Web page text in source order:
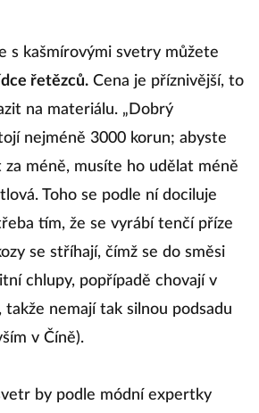
s kašmírovými svetry můžete
řetězců. Cena je příznivější, to
na materiálu. „Dobrý
nejméně 3000 korun; abyste
za méně, musíte ho udělat méně
Toho se podle ní dociluje
tím, že se vyrábí tenčí příze
se stříhají, čímž se do směsi
chlupy, popřípadě chovají v
nemají tak silnou podsadu
v Číně).
by podle módní expertky